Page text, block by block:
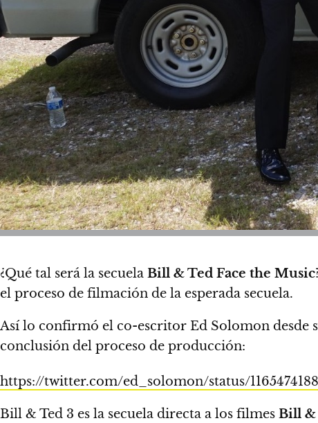
¿Qué tal será la secuela Bill & Ted Face the Music
el proceso de filmación de la esperada secuela.
Así lo confirmó el co-escritor Ed Solomon desde
conclusión del proceso de producción:
https://twitter.com/ed_solomon/status/
Bill & Ted 3 es la secuela directa a los filmes Bill &